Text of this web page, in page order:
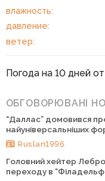
влажность:
давление:
ветер:
Погода на 10 дней от
ОБГОВОРЮВАНІ
“Даллас” домовився
найуніверсальніших
Ruslan1996
Головний хейтер
переходу в